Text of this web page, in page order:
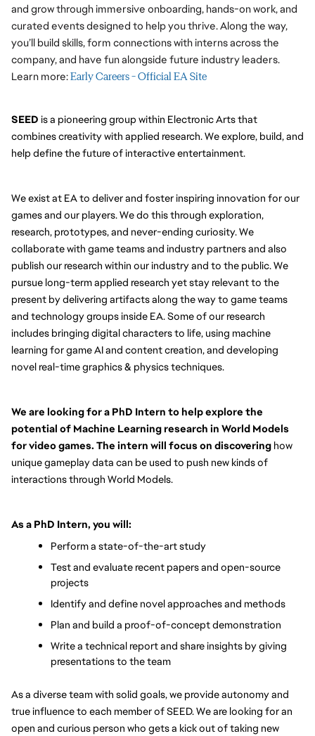
and grow through immersive onboarding, hands-on work, and
curated events designed to help you thrive. Along the way,
you’ll build skills, form connections with interns across the
company, and have fun alongside future industry leaders.
Learn more:Early Careers - Official EA Site
SEED is a pioneering group within Electronic Arts that
combines creativity with applied research. We explore, build, and
help define the future of interactive entertainment.
We exist at EA to deliver and foster inspiring innovation for our
games and our players. We do this through exploration,
research, prototypes, and never-ending curiosity. We
collaborate with game teams and industry partners and also
publish our research within our industry and to the public. We
pursue long-term applied research yet stay relevant to the
present by delivering artifacts along the way to game teams
and technology groups inside EA. Some of our research
includes bringing digital characters to life, using machine
learning for game AI and content creation, and developing
novel real-time graphics & physics techniques.
We are looking for a PhD Intern to help explore the
potential of Machine Learning research in World Models
for video games. The intern will focus on discovering how
unique gameplay data can be used to push new kinds of
interactions through World Models.
As a PhD Intern, you will:
Perform a state-of-the-art study
Test and evaluate recent papers and open-source
projects
Identify and define novel approaches and methods
Plan and build a proof-of-concept demonstration
Write a technical report and share insights by giving
presentations to the team
As a diverse team with solid goals, we provide autonomy and
true influence to each member of SEED. We are looking for an
open and curious person who gets a kick out of taking new